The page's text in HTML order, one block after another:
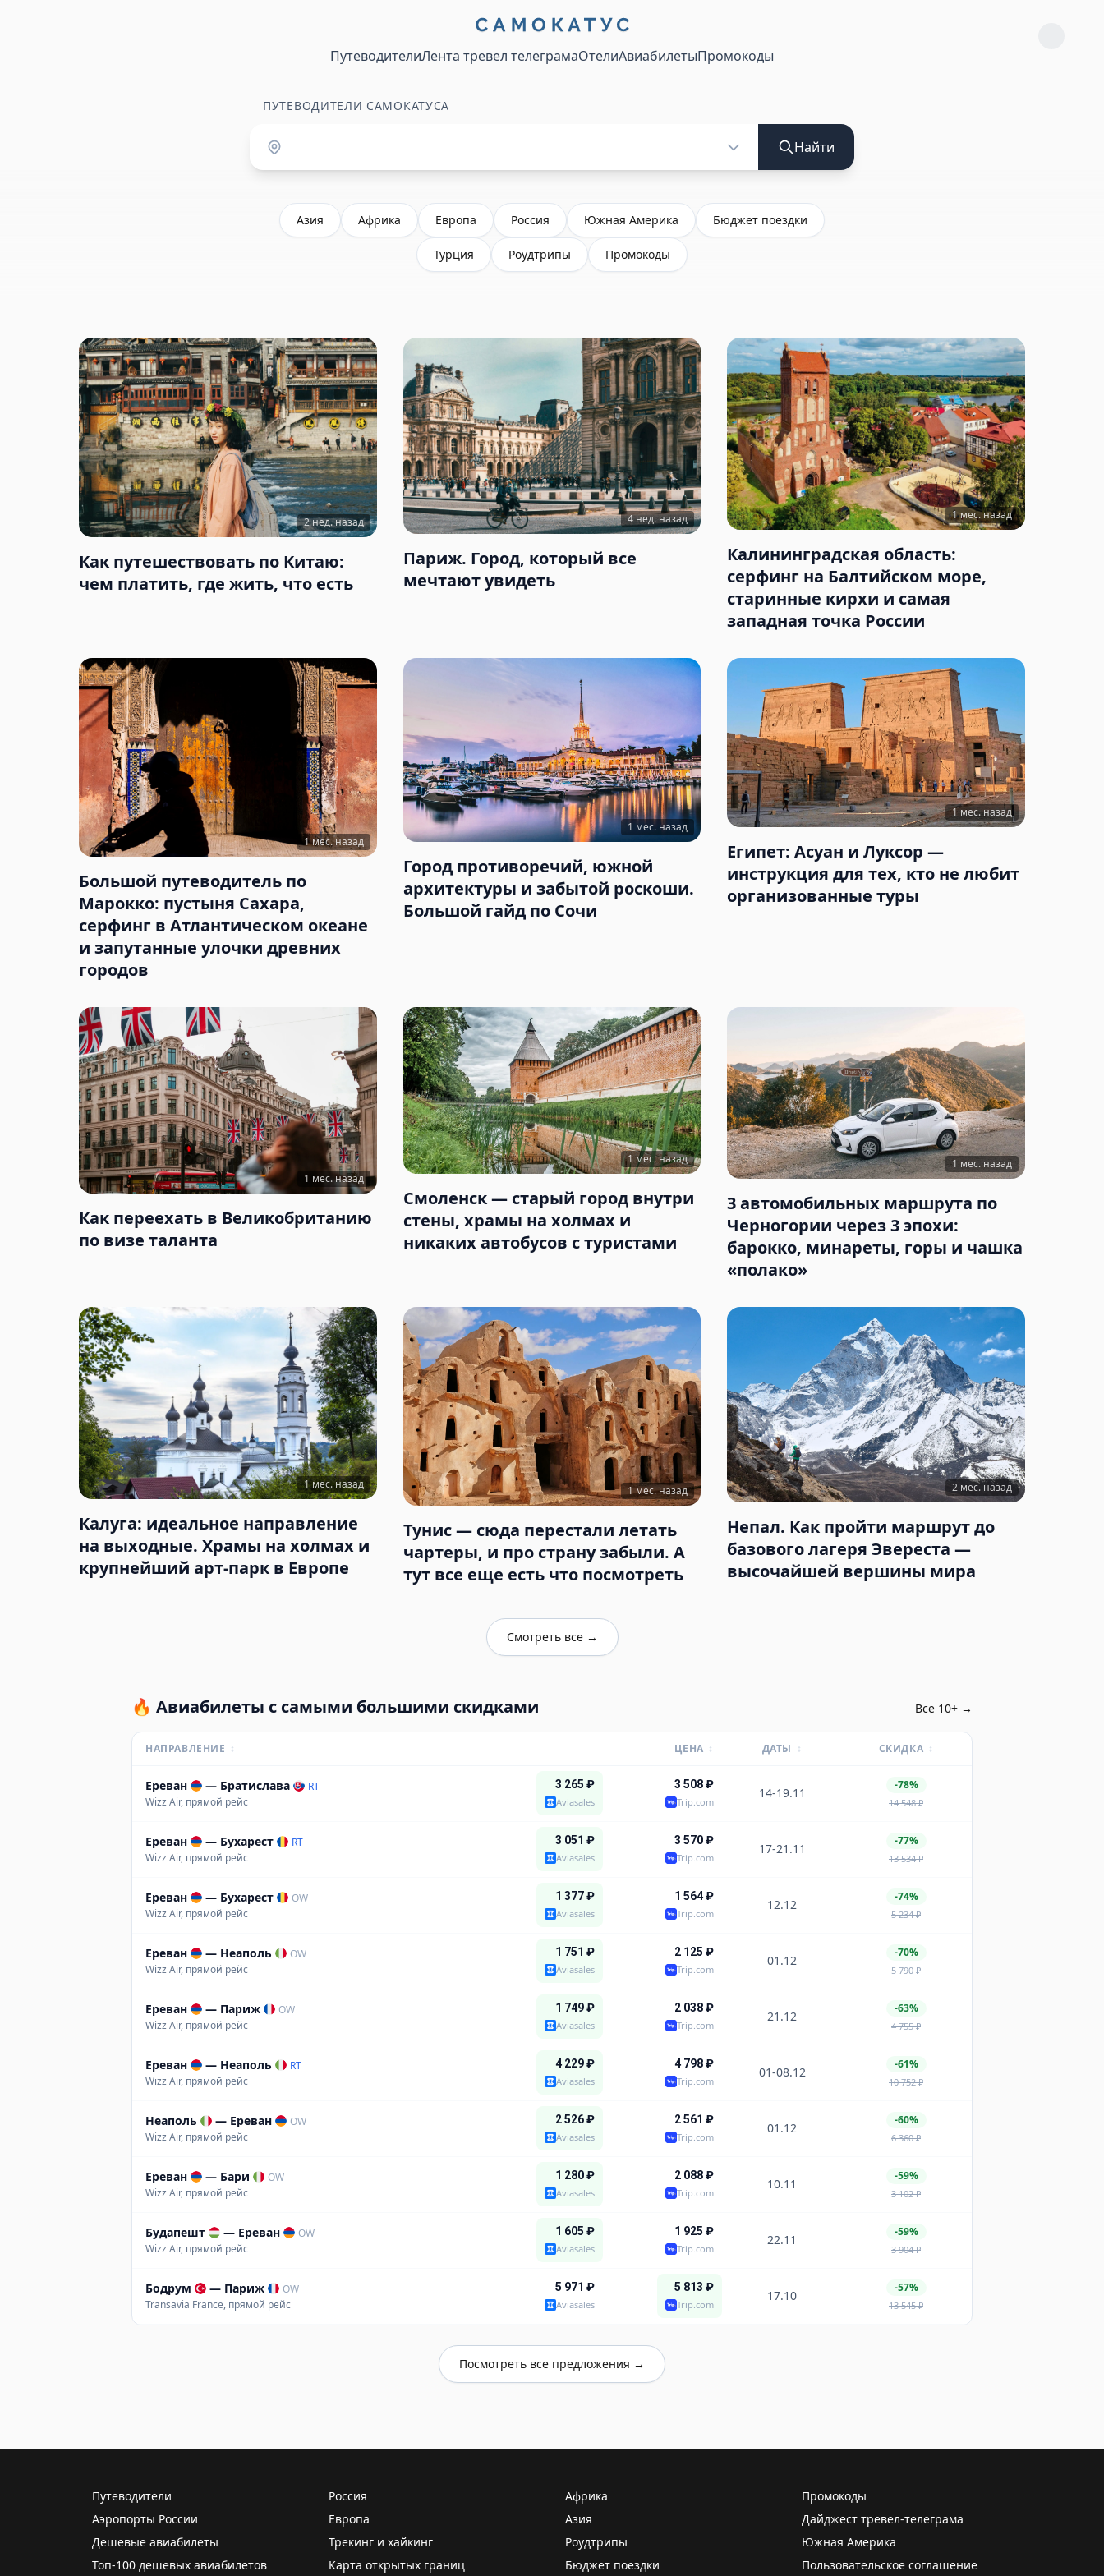
ПутеводителиЛента тревел телеграмаОтелиАвиабилетыПромокоды
ПУТЕВОДИТЕЛИ САМОКАТУСА
Найти
Азия Африка Европа Россия Южная Америка Бюджет поездки
Турция Роудтрипы Промокоды
2 нед. назад
Как путешествовать по Китаю:
чем платить, где жить, что есть
4 нед. назад
Париж. Город, который все
мечтают увидеть
1 мес. назад
Калининградская область:
серфинг на Балтийском море,
старинные кирхи и самая
западная точка России
1 мес. назад
Большой путеводитель по
Марокко: пустыня Сахара,
серфинг в Атлантическом океане
и запутанные улочки древних
городов
1 мес. назад
Город противоречий, южной
архитектуры и забытой роскоши.
Большой гайд по Сочи
1 мес. назад
Египет: Асуан и Луксор —
инструкция для тех, кто не любит
организованные туры
1 мес. назад
Как переехать в Великобританию
по визе таланта
1 мес. назад
Смоленск — старый город внутри
стены, храмы на холмах и
никаких автобусов с туристами
1 мес. назад
3 автомобильных маршрута по
Черногории через 3 эпохи:
барокко, минареты, горы и чашка
«полако»
1 мес. назад
Калуга: идеальное направление
на выходные. Храмы на холмах и
крупнейший арт-парк в Европе
1 мес. назад
Тунис — сюда перестали летать
чартеры, и про страну забыли. А
тут все еще есть что посмотреть
2 мес. назад
Непал. Как пройти маршрут до
базового лагеря Эвереста —
высочайшей вершины мира
Смотреть все→
🔥 Авиабилеты с самыми большими скидками Все 10+ →
НАПРАВЛЕНИЕ ↕ ЦЕНА ↕ ДАТЫ ↕ СКИДКА ↕
Ереван — Братислава
RT
Wizz Air, прямой рейс
3 265 ₽
Aviasales
3 508₽
Trip.com
14-19.11
-78%
14 548₽
Ереван — Бухарест
RT
Wizz Air, прямой рейс
3 051 ₽
Aviasales
3 570₽
Trip.com
17-21.11
-77%
13 534₽
Ереван — Бухарест
OW
Wizz Air, прямой рейс
1 377₽
Aviasales
1 564₽
Trip.com
12.12
-74%
5 234₽
Ереван — Неаполь
OW
Wizz Air, прямой рейс
1 751 ₽
Aviasales
2 125 ₽
Trip.com
01.12
-70%
5 790₽
Ереван — Париж
OW
Wizz Air, прямой рейс
1 749₽
Aviasales
2 038₽
Trip.com
21.12
-63%
4 755₽
Ереван — Неаполь
RT
Wizz Air, прямой рейс
4 229₽
Aviasales
4 798₽
Trip.com
01-08.12
-61%
10 752₽
Неаполь — Ереван
OW
Wizz Air, прямой рейс
2 526₽
Aviasales
2 561 ₽
Trip.com
01.12
-60%
6 360₽
Ереван — Бари
OW
Wizz Air, прямой рейс
1 280₽
Aviasales
2 088₽
Trip.com
10.11
-59%
3 102₽
Будапешт — Ереван
OW
Wizz Air, прямой рейс
1 605 ₽
Aviasales
1 925 ₽
Trip.com
22.11
-59%
3 904₽
Бодрум — Париж
OW
Transavia France, прямой рейс
5 971 ₽
Aviasales
5 813 ₽
Trip.com
17.10
-57%
13 545₽
Посмотреть все предложения →
Путеводители Россия Африка
Промокоды
Аэропорты России
Европа Азия
Дайджест тревел-телеграма
Дешевые авиабилеты
Трекинг и хайкинг Роудтрипы
Южная Америка
Топ-100 дешевых авиабилетов
Карта открытых границ Бюджет поездки Пользовательское соглашение